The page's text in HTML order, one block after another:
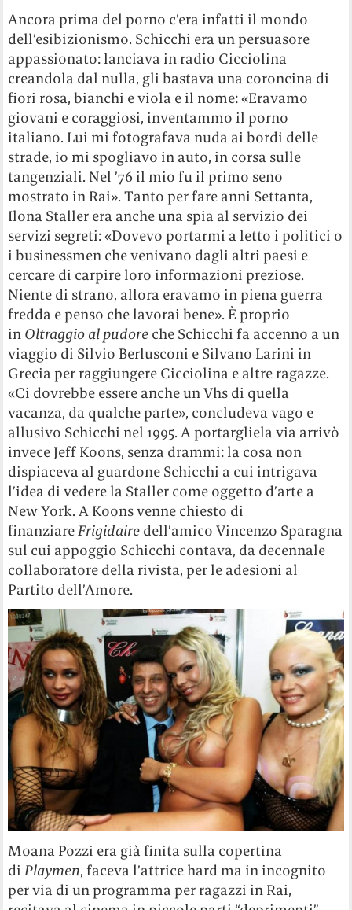
Ancora prima del porno c’era infatti il mondo
dell’esibizionismo. Schicchi era un persuasore
appassionato: lanciava in radio Cicciolina
creandola dal nulla, gli bastava una coroncina di
fiori rosa, bianchi e viola e il nome: «Eravamo
giovani e coraggiosi, inventammo il porno
italiano. Lui mi fotografava nuda ai bordi delle
strade, io mi spogliavo in auto, in corsa sulle
tangenziali. Nel ’76 il mio fu il primo seno
mostrato in Rai». Tanto per fare anni Settanta,
Ilona Staller era anche una spia al servizio dei
servizi segreti: «Dovevo portarmi a letto i politici o
i businessmen che venivano dagli altri paesi e
cercare di carpire loro informazioni preziose.
Niente di strano, allora eravamo in piena guerra
fredda e penso che lavorai bene». È proprio
in Oltraggio al pudore che Schicchi fa accenno a un
viaggio di Silvio Berlusconi e Silvano Larini in
Grecia per raggiungere Cicciolina e altre ragazze.
«Ci dovrebbe essere anche un Vhs di quella
vacanza, da qualche parte», concludeva vago e
allusivo Schicchi nel 1995. A portargliela via arrivò
invece Jeff Koons, senza drammi: la cosa non
dispiaceva al guardone Schicchi a cui intrigava
l’idea di vedere la Staller come oggetto d’arte a
New York. A Koons venne chiesto di
finanziareFrigidaire dell’amico Vincenzo Sparagna
sul cui appoggio Schicchi contava, da decennale
collaboratore della rivista, per le adesioni al
Partito dell’Amore.
Moana Pozzi era già finita sulla copertina
diPlaymen, faceva l’attrice hard ma in incognito
per via di un programma per ragazzi in Rai,